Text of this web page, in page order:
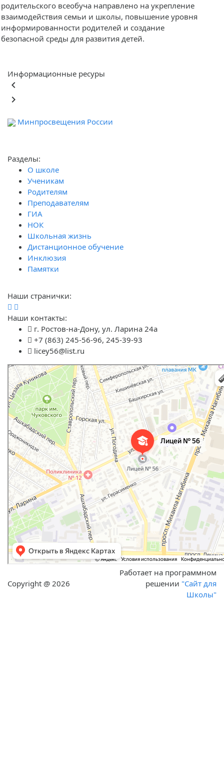
родительского всеобуча направлено на укрепление
взаимодействия семьи и школы, повышение уровня
информированности родителей и создание
безопасной среды для развития детей.
Информационные ресуры
keyboard_arrow_left
keyboard_arrow_right
Минпросвещения России
Разделы:
О школе
Ученикам
Родителям
Преподавателям
ГИА
НОК
Школьная жизнь
Дистанционное обучение
Инклюзия
Памятки
Наши странички:
Наши контакты:
г. Ростов-на-Дону, ул. Ларина 24а
+7 (863) 245-56-96, 245-39-93
licey56@list.ru
Copyright @ 2026
Работает на программном
решении "Сайт для
Школы"